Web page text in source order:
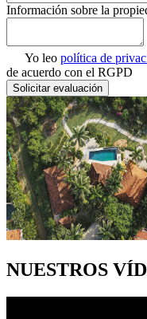
Información sobre la
Yo leo política de
de acuerdo con el RGPD
Solicitar evaluación
NUESTROS